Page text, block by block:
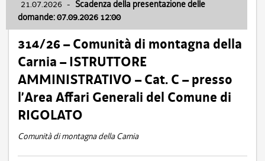
21.07.2026 - Scadenza della presentazione delle
domande: 07.09.2026 12:00
314/26 – Comunità di montagna della
Carnia – ISTRUTTORE
AMMINISTRATIVO – Cat. C – presso
l’Area Affari Generali del Comune di
RIGOLATO
Comunità di montagna della Carnia